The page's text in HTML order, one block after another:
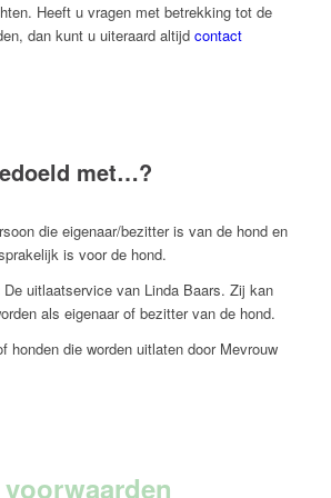
Heeft u vragen met betrekking tot de
dan kunt u uiteraard altijd contact
met…?
die eigenaar/bezitter is van de hond en
is voor de hond.
De uitlaatservice van Linda Baars. Zij kan
als eigenaar of bezitter van de hond.
honden die worden uitlaten door Mevrouw